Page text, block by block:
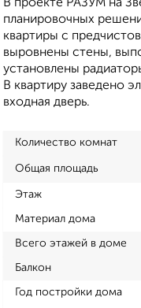
В проекте РАЗУМ на
планировочных
квартиры с
выровнены стены,
установлены
В квартиру заведено
входная дверь.
Количество комнат
Общая площадь
Этаж
Материал дома
Всего этажей в доме
Балкон
Год постройки дома